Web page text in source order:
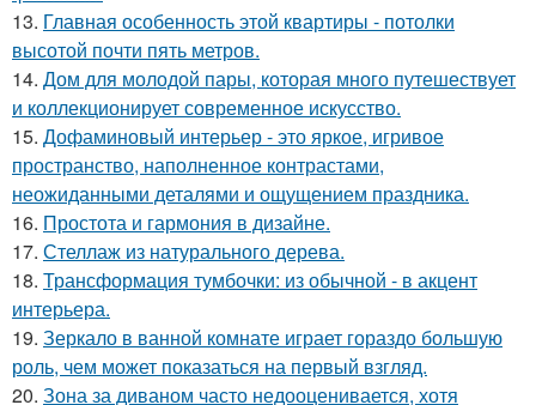
13. Главная особенность этой квартиры - потолки
высотой почти пять метров.
14. Дом для молодой пары, которая много путешествует
и коллекционирует современное искусство.
15. Дофаминовый интерьер - это яркое, игривое
пространство, наполненное контрастами,
неожиданными деталями и ощущением праздника.
16. Простота и гармония в дизайне.
17. Стеллаж из натурального дерева.
18. Трансформация тумбочки: из обычной - в акцент
интерьера.
19. Зеркало в ванной комнате играет гораздо большую
роль, чем может показаться на первый взгляд.
20. Зона за диваном часто недооценивается, хотя